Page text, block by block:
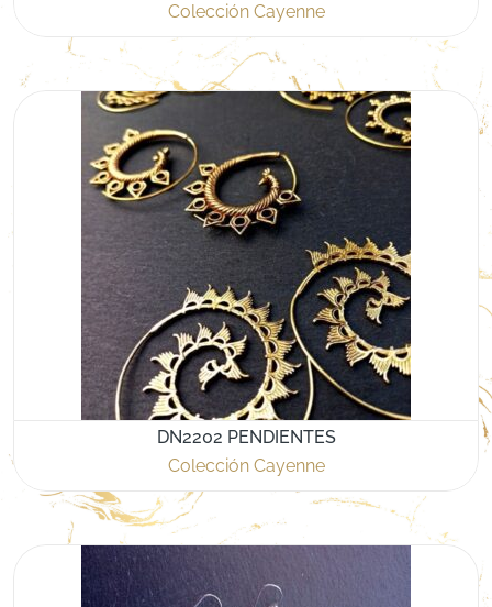
Colección Cayenne
DN2202 PENDIENTES
Colección Cayenne